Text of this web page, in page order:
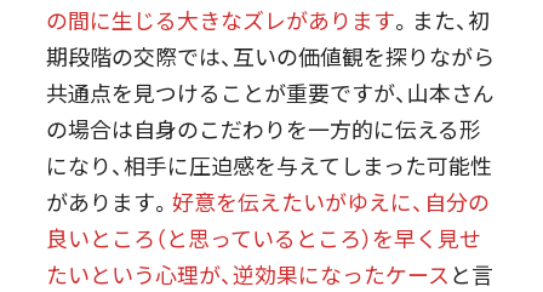
の間に生じる大きなズレがあります。また、初
期段階の交際では、互いの価値観を探りながら
共通点を見つけることが重要ですが、山本さん
の場合は自身のこだわりを一方的に伝える形
になり、相手に圧迫感を与えてしまった可能性
があります。好意を伝えたいがゆえに、自分の
良いところ（と思っているところ）を早く見せ
たいという心理が、逆効果になったケースと言